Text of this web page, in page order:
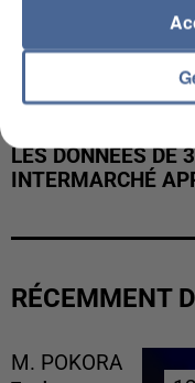
LES DONNÉES DE
INTERMARCHÉ
RÉCEMMENT
M. POKORA